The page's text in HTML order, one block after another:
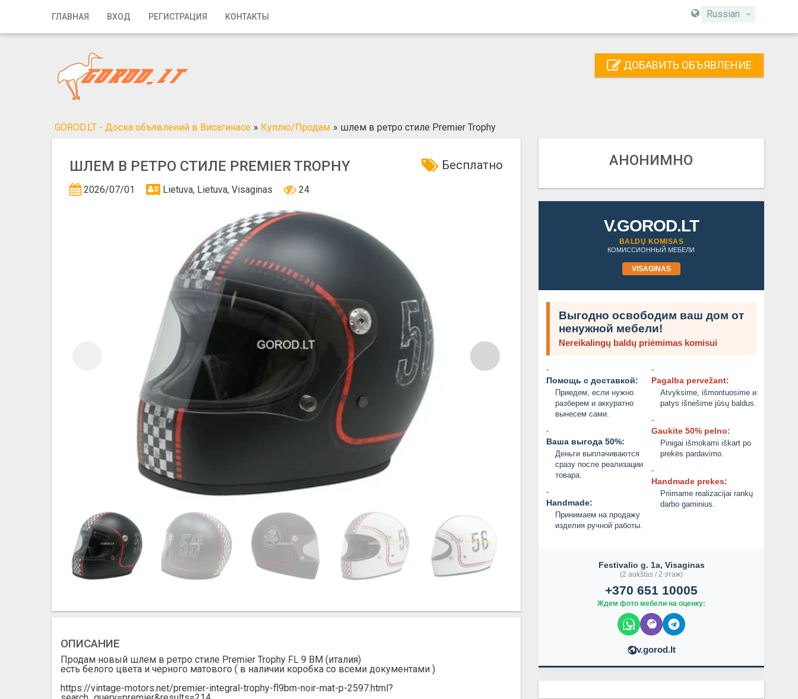
ГЛАВНАЯ ВХОД РЕГИСТРАЦИЯ КОНТАКТЫ Russian
Главная
Регистрация
Добавить объявление
ДОБАВИТЬ ОБЪЯВЛЕНИЕ
GOROD.LT - Доска объявлений в Висагинасе » Куплю/Продам » шлем в ретро стиле Premier Trophy
ШЛЕМ В РЕТРО СТИЛЕ PREMIER TROPHY Бесплатно
2026/07/01 Lietuva, Lietuva, Visaginas 24
ОПИСАНИЕ
Продам новый шлем в ретро стиле Premier Trophy FL 9 BM (италия)
есть белого цвета и черного матового ( в наличии коробка со всеми документами )
https://vintage-motors.net/premier-integral-trophy-fl9bm-noir-mat-p-2597.html?
АНОНИМНО
V.GOROD.LT
BALDŲ KOMISAS
КОМИССИОННЫЙ МЕБЕЛИ
VISAGINAS
Выгодно освободим ваш дом от
ненужной мебели!
Nereikalingų baldų priėmimas komisui
-
Помощь с доставкой:
Приедем, если нужно
разберем и аккуратно
вынесем сами.
-
Ваша выгода 50%:
Деньги выплачиваются
сразу после реализации
товара.
-
Handmade:
Принимаем на продажу
изделия ручной работы.
-
Pagalba pervežant:
Atvyksime, išmontuosime и
patys išnešime jūsų baldus.
-
Gaukite 50% pelno:
Pinigai išmokami iškart po
prekės pardavimo.
-
Handmade prekes:
Priimame realizacijai rankų
darbo gaminius.
Festivalio g. 1a, Visaginas
(2 aukštas / 2 этаж)
+370 651 10005
Ждем фото мебели на оценку:
v.gorod.lt